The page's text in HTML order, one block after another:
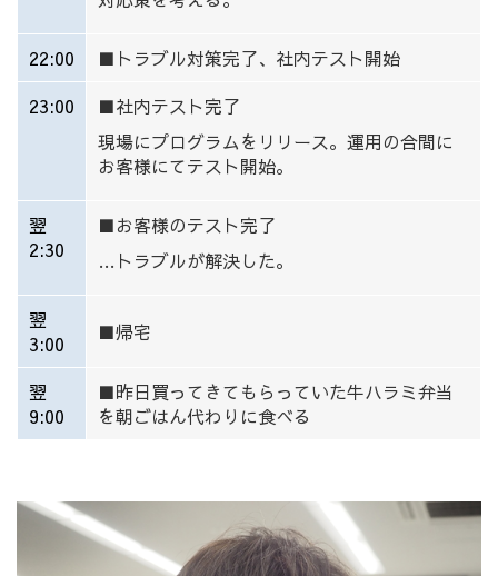
22:00 ■ トラブル対策完了、社内テスト開始
23:00
■社内テスト完了
現場にプログラムをリリース。運用の合間に
お客様にてテスト開始。
翌
2:30
■お客様のテスト完了
…トラブルが解決した。
翌
3:00
■帰宅
翌
9:00
■昨日買ってきてもらっていた牛ハラミ弁当
を朝ごはん代わりに食べる